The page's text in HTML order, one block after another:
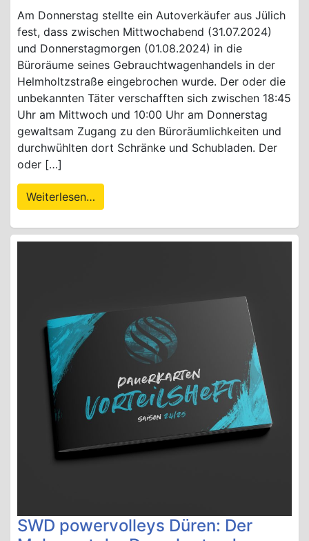
Am Donnerstag stellte ein Autoverkäufer aus Jülich
fest, dass zwischen Mittwochabend (31.07.2024)
und Donnerstagmorgen (01.08.2024) in die
Büroräume seines Gebrauchtwagenhandels in der
Helmholtzstraße eingebrochen wurde. Der oder die
unbekannten Täter verschafften sich zwischen 18:45
Uhr am Mittwoch und 10:00 Uhr am Donnerstag
gewaltsam Zugang zu den Büroräumlichkeiten und
durchwühlten dort Schränke und Schubladen. Der
oder […]
Weiterlesen…
SWD powervolleys Düren: Der